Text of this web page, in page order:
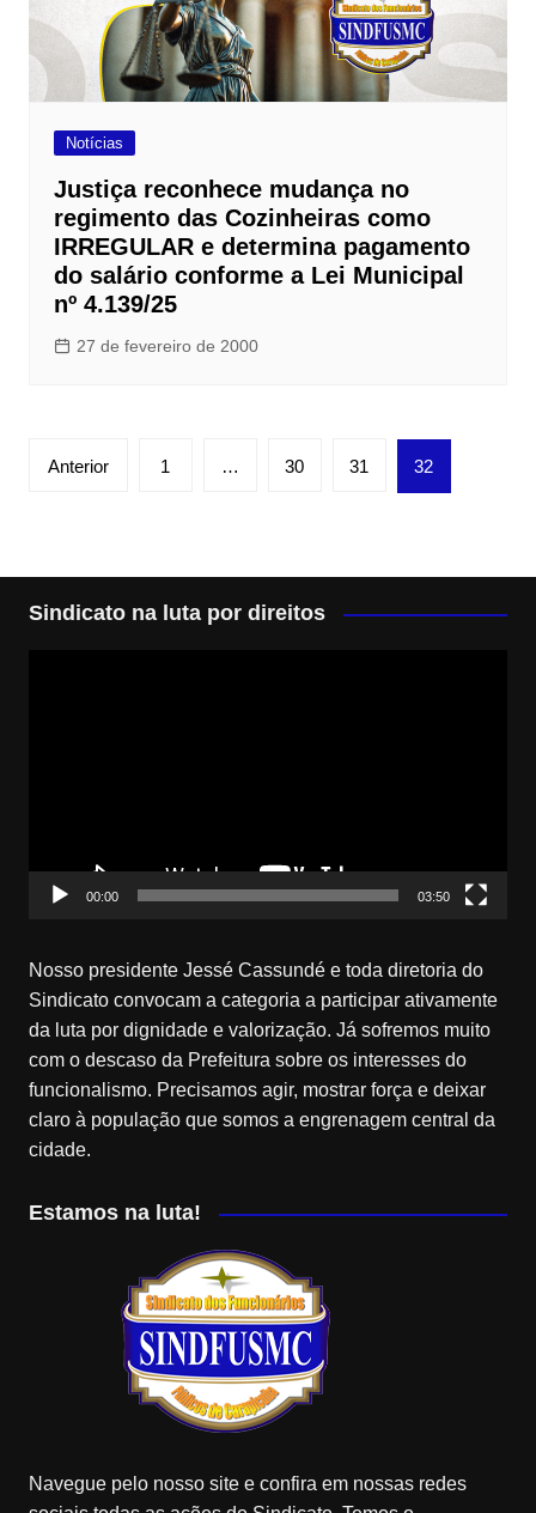
Notícias
Justiça reconhece mudança no
regimento das Cozinheiras como
IRREGULAR e determina pagamento
do salário conforme a Lei Municipal
nº 4.139/25
27 de fevereiro de 2000
Paginação
Anterior 1 … 30 31 32
Sindicato na luta por direitos
00:00 03:50
Nosso presidente Jessé Cassundé e toda diretoria do
Sindicato convocam a categoria a participar ativamente
da luta por dignidade e valorização. Já sofremos muito
com o descaso da Prefeitura sobre os interesses do
funcionalismo. Precisamos agir, mostrar força e deixar
claro à população que somos a engrenagem central da
cidade.
Estamos na luta!
Navegue pelo nosso site e confira em nossas redes